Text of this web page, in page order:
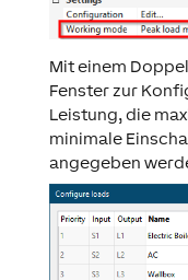
Mit einem
Fenster zur
Leistung, die
minimale
angegeben